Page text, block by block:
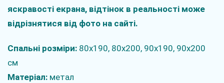
яскравості екрана, відтінок в реальності може
відрізнятися від фото на сайті.
Спальні розміри: 80х190, 80х200, 90х190, 90х200
см
Матеріал: метал